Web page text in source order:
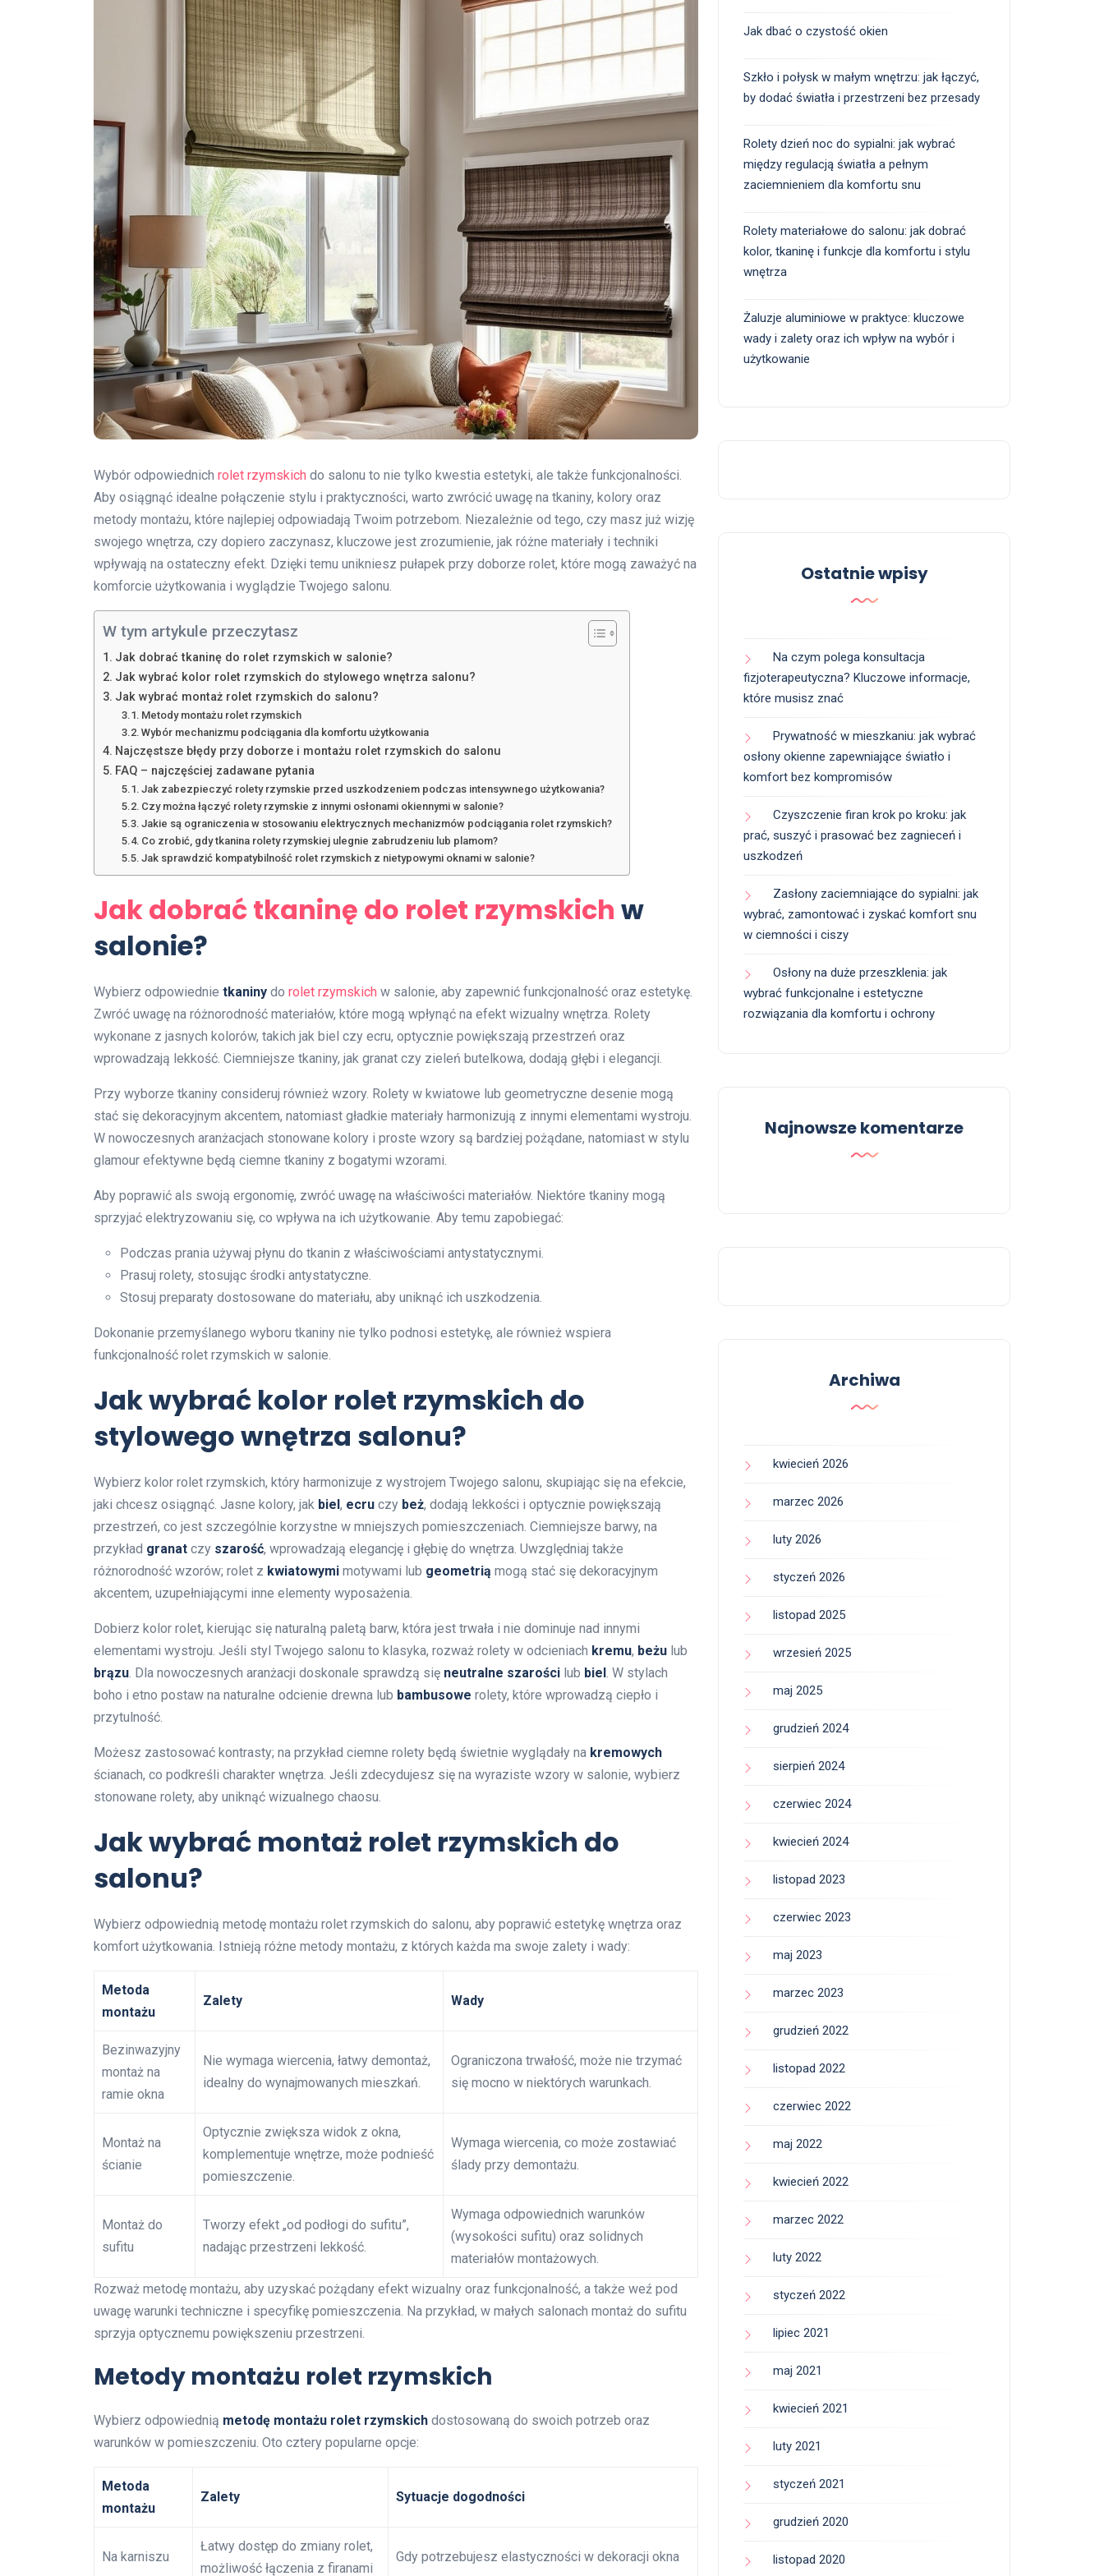
Wybór odpowiednich rolet rzymskich do salonu to nie tylko kwestia estetyki, ale także funkcjonalności.
Aby osiągnąć idealne połączenie stylu i praktyczności, warto zwrócić uwagę na tkaniny, kolory oraz
metody montażu, które najlepiej odpowiadają Twoim potrzebom. Niezależnie od tego, czy masz już wizję
swojego wnętrza, czy dopiero zaczynasz, kluczowe jest zrozumienie, jak różne materiały i techniki
wpływają na ostateczny efekt. Dzięki temu unikniesz pułapek przy doborze rolet, które mogą zaważyć na
komforcie użytkowania i wyglądzie Twojego salonu.
W tym artykule przeczytasz
Jak dobrać tkaninę do rolet rzymskich w salonie?
Jak wybrać kolor rolet rzymskich do stylowego wnętrza salonu?
Jak wybrać montaż rolet rzymskich do salonu?
Metody montażu rolet rzymskich
Wybór mechanizmu podciągania dla komfortu użytkowania
Najczęstsze błędy przy doborze i montażu rolet rzymskich do salonu
FAQ – najczęściej zadawane pytania
Jak zabezpieczyć rolety rzymskie przed uszkodzeniem podczas intensywnego użytkowania?
Czy można łączyć rolety rzymskie z innymi osłonami okiennymi w salonie?
Jakie są ograniczenia w stosowaniu elektrycznych mechanizmów podciągania rolet rzymskich?
Co zrobić, gdy tkanina rolety rzymskiej ulegnie zabrudzeniu lub plamom?
Jak sprawdzić kompatybilność rolet rzymskich z nietypowymi oknami w salonie?
Jak dobrać tkaninę do rolet rzymskich w
salonie?
Wybierz odpowiednie tkaniny do rolet rzymskich w salonie, aby zapewnić funkcjonalność oraz estetykę.
Zwróć uwagę na różnorodność materiałów, które mogą wpłynąć na efekt wizualny wnętrza. Rolety
wykonane z jasnych kolorów, takich jak biel czy ecru, optycznie powiększają przestrzeń oraz
wprowadzają lekkość. Ciemniejsze tkaniny, jak granat czy zieleń butelkowa, dodają głębi i elegancji.
Przy wyborze tkaniny consideruj również wzory. Rolety w kwiatowe lub geometryczne desenie mogą
stać się dekoracyjnym akcentem, natomiast gładkie materiały harmonizują z innymi elementami wystroju.
W nowoczesnych aranżacjach stonowane kolory i proste wzory są bardziej pożądane, natomiast w stylu
glamour efektywne będą ciemne tkaniny z bogatymi wzorami.
Aby poprawić als swoją ergonomię, zwróć uwagę na właściwości materiałów. Niektóre tkaniny mogą
sprzyjać elektryzowaniu się, co wpływa na ich użytkowanie. Aby temu zapobiegać:
Podczas prania używaj płynu do tkanin z właściwościami antystatycznymi.
Prasuj rolety, stosując środki antystatyczne.
Stosuj preparaty dostosowane do materiału, aby uniknąć ich uszkodzenia.
Dokonanie przemyślanego wyboru tkaniny nie tylko podnosi estetykę, ale również wspiera
funkcjonalność rolet rzymskich w salonie.
Jak wybrać kolor rolet rzymskich do
stylowego wnętrza salonu?
Wybierz kolor rolet rzymskich, który harmonizuje z wystrojem Twojego salonu, skupiając się na efekcie,
jaki chcesz osiągnąć. Jasne kolory, jak biel , ecru czy beż, dodają lekkości i optycznie powiększają
przestrzeń, co jest szczególnie korzystne w mniejszych pomieszczeniach. Ciemniejsze barwy, na
przykład granat czy szarość, wprowadzają elegancję i głębię do wnętrza. Uwzględniaj także
różnorodność wzorów; rolet z kwiatowymi motywami lub geometrią mogą stać się dekoracyjnym
akcentem, uzupełniającymi inne elementy wyposażenia.
Dobierz kolor rolet, kierując się naturalną paletą barw, która jest trwała i nie dominuje nad innymi
elementami wystroju. Jeśli styl Twojego salonu to klasyka, rozważ rolety w odcieniach kremu, beżu lub
brązu. Dla nowoczesnych aranżacji doskonale sprawdzą się neutralne szarości lub biel . W stylach
boho i etno postaw na naturalne odcienie drewna lub bambusowe rolety, które wprowadzą ciepło i
przytulność.
Możesz zastosować kontrasty; na przykład ciemne rolety będą świetnie wyglądały na kremowych
ścianach, co podkreśli charakter wnętrza. Jeśli zdecydujesz się na wyraziste wzory w salonie, wybierz
stonowane rolety, aby uniknąć wizualnego chaosu.
Jak wybrać montaż rolet rzymskich do
salonu?
Wybierz odpowiednią metodę montażu rolet rzymskich do salonu, aby poprawić estetykę wnętrza oraz
komfort użytkowania. Istnieją różne metody montażu, z których każda ma swoje zalety i wady:
Metoda
montażu
Zalety Wady
Bezinwazyjny
montaż na
ramie okna
Nie wymaga wiercenia, łatwy demontaż,
idealny do wynajmowanych mieszkań.
Ograniczona trwałość, może nie trzymać
się mocno w niektórych warunkach.
Montaż na
ścianie
Optycznie zwiększa widok z okna,
komplementuje wnętrze, może podnieść
pomieszczenie.
Wymaga wiercenia, co może zostawiać
ślady przy demontażu.
Montaż do
sufitu
Tworzy efekt „od podłogi do sufitu”,
nadając przestrzeni lekkość.
Wymaga odpowiednich warunków
(wysokości sufitu) oraz solidnych
materiałów montażowych.
Rozważ metodę montażu, aby uzyskać pożądany efekt wizualny oraz funkcjonalność, a także weź pod
uwagę warunki techniczne i specyfikę pomieszczenia. Na przykład, w małych salonach montaż do sufitu
sprzyja optycznemu powiększeniu przestrzeni.
Metody montażu rolet rzymskich
Wybierz odpowiednią metodę montażu rolet rzymskich dostosowaną do swoich potrzeb oraz
warunków w pomieszczeniu. Oto cztery popularne opcje:
Metoda
montażu
Zalety Sytuacje dogodności
Na karniszu
Łatwy dostęp do zmiany rolet,
możliwość łączenia z firanami
Gdy potrzebujesz elastyczności w dekoracji okna
Jak dbać o czystość okien
Szkło i połysk w małym wnętrzu: jak łączyć,
by dodać światła i przestrzeni bez przesady
Rolety dzień noc do sypialni: jak wybrać
między regulacją światła a pełnym
zaciemnieniem dla komfortu snu
Rolety materiałowe do salonu: jak dobrać
kolor, tkaninę i funkcje dla komfortu i stylu
wnętrza
Żaluzje aluminiowe w praktyce: kluczowe
wady i zalety oraz ich wpływ na wybór i
użytkowanie
Ostatnie wpisy
Na czym polega konsultacja
fizjoterapeutyczna? Kluczowe informacje,
które musisz znać
Prywatność w mieszkaniu: jak wybrać
osłony okienne zapewniające światło i
komfort bez kompromisów
Czyszczenie firan krok po kroku: jak
prać, suszyć i prasować bez zagnieceń i
uszkodzeń
Zasłony zaciemniające do sypialni: jak
wybrać, zamontować i zyskać komfort snu
w ciemności i ciszy
Osłony na duże przeszklenia: jak
wybrać funkcjonalne i estetyczne
rozwiązania dla komfortu i ochrony
Najnowsze komentarze
Archiwa
kwiecień 2026
marzec 2026
luty 2026
styczeń 2026
listopad 2025
wrzesień 2025
maj 2025
grudzień 2024
sierpień 2024
czerwiec 2024
kwiecień 2024
listopad 2023
czerwiec 2023
maj 2023
marzec 2023
grudzień 2022
listopad 2022
czerwiec 2022
maj 2022
kwiecień 2022
marzec 2022
luty 2022
styczeń 2022
lipiec 2021
maj 2021
kwiecień 2021
luty 2021
styczeń 2021
grudzień 2020
listopad 2020